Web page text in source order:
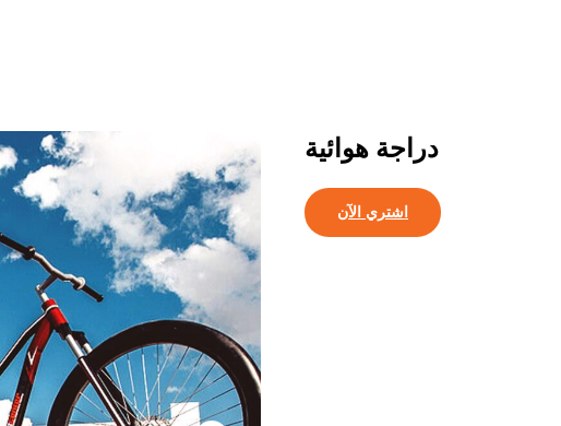
دراجة هوائية
اشتري الآن